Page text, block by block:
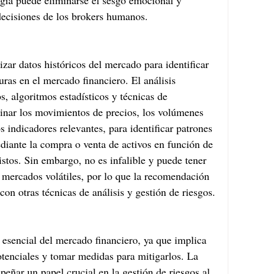
de los brokers humanos.
datos históricos del mercado para identificar
en el mercado financiero. El análisis
algoritmos estadísticos y técnicas de
los movimientos de precios, los volúmenes
indicadores relevantes, para identificar patrones
la compra o venta de activos en función de
Sin embargo, no es infalible y puede tener
volátiles, por lo que la recomendación
otras técnicas de análisis y gestión de riesgos.
del mercado financiero, ya que implica
y tomar medidas para mitigarlos. La